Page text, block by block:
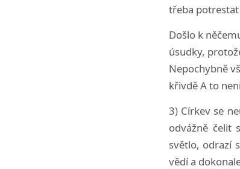
třeba
Došlo k
úsudky,
Nepochybně
křivdě A to
3) Církev se
odvážně čelit
světlo, odrazí
vědí a